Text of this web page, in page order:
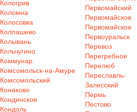
Кологрив
Коломна
Колосовка
Колпашево
Колывань
Кольчугино
Коммунар
Комсомольск-на-Амуре
Комсомольский
Конаково
Кондинское
Кондоль
Первомайский
Первомайское
Первомайское
Первоуральск
Перевоз
Перегребное
Перелюб
Переславль-
Залесский
Пермь
Пестово